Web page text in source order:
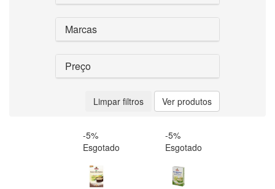
Marcas
Preço
Limpar filtros Ver produtos
-5%
Esgotado
-5%
Esgotado